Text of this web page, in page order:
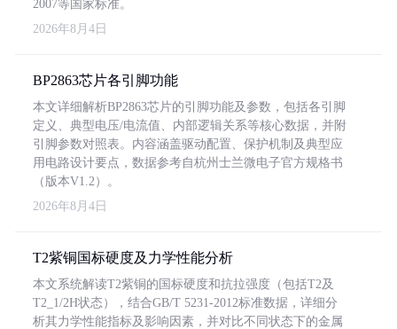
2007等国家标准。
2026年8月4日
BP2863芯片各引脚功能
本文详细解析BP2863芯片的引脚功能及参数，包括各引脚
定义、典型电压/电流值、内部逻辑关系等核心数据，并附
引脚参数对照表。内容涵盖驱动配置、保护机制及典型应
用电路设计要点，数据参考自杭州士兰微电子官方规格书
（版本V1.2）。
2026年8月4日
T2紫铜国标硬度及力学性能分析
本文系统解读T2紫铜的国标硬度和抗拉强度（包括T2及
T2_1/2H状态），结合GB/T 5231-2012标准数据，详细分
析其力学性能指标及影响因素，并对比不同状态下的金属